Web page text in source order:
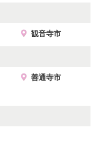
観音寺市
善通寺市